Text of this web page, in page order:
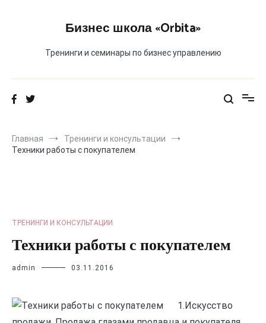
Бизнес школа «Orbita»
Тренинги и семинары по бизнес управлению
Главная
Тренинги и консультации
Техники работы с покупателем
ТРЕНИНГИ И КОНСУЛЬТАЦИИ
Техники работы с покупателем
admin 03.11.2016
1.Искусство